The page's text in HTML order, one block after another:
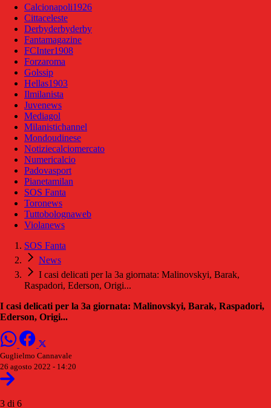
Calcionapoli1926
Cittaceleste
Derbyderbyderby
Fantamagazine
FCInter1908
Forzaroma
Golssip
Hellas1903
Ilmilanista
Juvenews
Mediagol
Milanistichannel
Mondoudinese
Notiziecalciomercato
Numericalcio
Padovasport
Pianetamilan
SOS Fanta
Toronews
Tuttobolognaweb
Violanews
SOS Fanta
News
I casi delicati per la 3a giornata: Malinovskyi, Barak,
Raspadori, Ederson, Origi...
I casi delicati per la 3a giornata: Malinovskyi, Barak, Raspadori,
Ederson, Origi...
Guglielmo Cannavale
26 agosto 2022 - 14:20
3 di 6